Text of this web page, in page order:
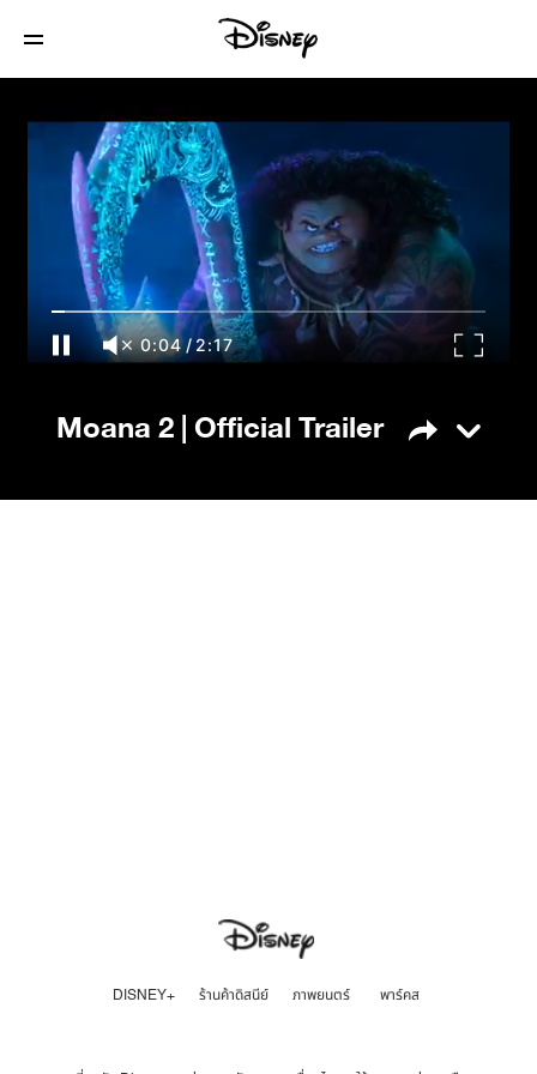
Moana 2 | Official Trailer
0:04/2:17
Moana 2 | Official Trailer
DISNEY+ ร้านค้าดิสนีย์ ภาพยนตร์ พาร์คส